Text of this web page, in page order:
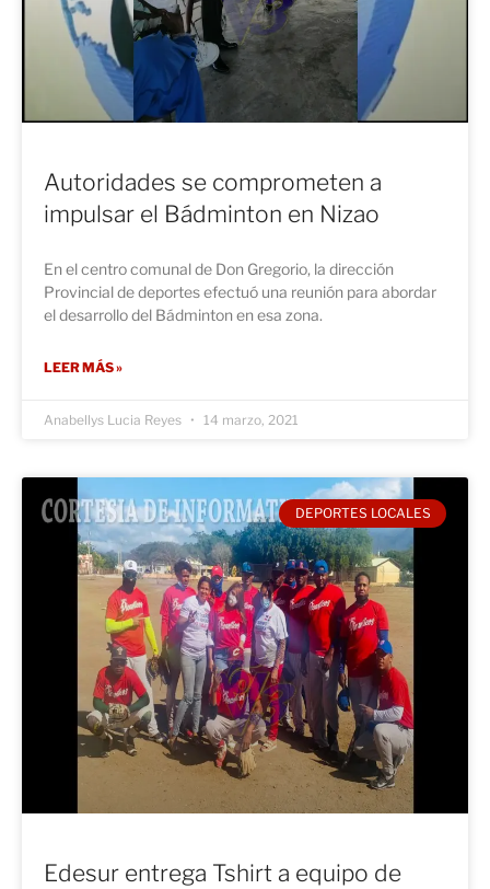
Autoridades se comprometen a
impulsar el Bádminton en Nizao
En el centro comunal de Don Gregorio, la dirección
Provincial de deportes efectuó una reunión para abordar
el desarrollo del Bádminton en esa zona.
LEER MÁS »
Anabellys Lucia Reyes 14 marzo, 2021
DEPORTES LOCALES
Edesur entrega Tshirt a equipo de